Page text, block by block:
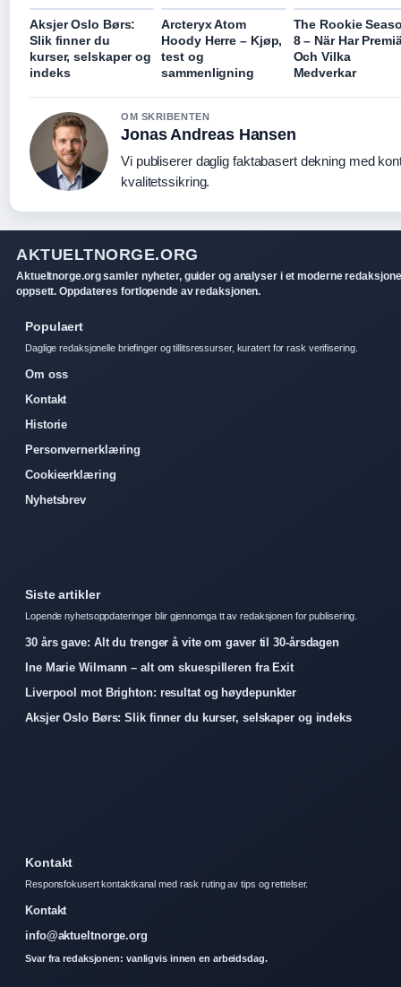
Aksjer Oslo Børs:
Slik finner du
kurser, selskaper og
indeks
Arcteryx Atom
Hoody Herre – Kjøp,
test og
sammenligning
The Rookie
8 – När Har
Och Vilka
Medverkar
OM SKRIBENTEN
Jonas Andreas Hansen
Vi publiserer daglig faktabasert dekning med
kvalitetssikring.
AKTUELTNORGE.ORG
Aktueltnorge.org samler nyheter, guider og analyser i et moderne
oppsett. Oppdateres fortlopende av redaksjonen.
Populaert
Daglige redaksjonelle briefinger og tillitsressurser, kuratert for rask verifisering.
Om oss
Kontakt
Historie
Personvernerklæring
Cookieerklæring
Nyhetsbrev
Siste artikler
Lopende nyhetsoppdateringer blir gjennomga tt av redaksjonen for publisering.
30 års gave: Alt du trenger å vite om gaver til 30-årsdagen
Ine Marie Wilmann – alt om skuespilleren fra Exit
Liverpool mot Brighton: resultat og høydepunkter
Aksjer Oslo Børs: Slik finner du kurser, selskaper og indeks
Kontakt
Responsfokusert kontaktkanal med rask ruting av tips og rettelser.
Kontakt
info@aktueltnorge.org
Svar fra redaksjonen: vanligvis innen en arbeidsdag.